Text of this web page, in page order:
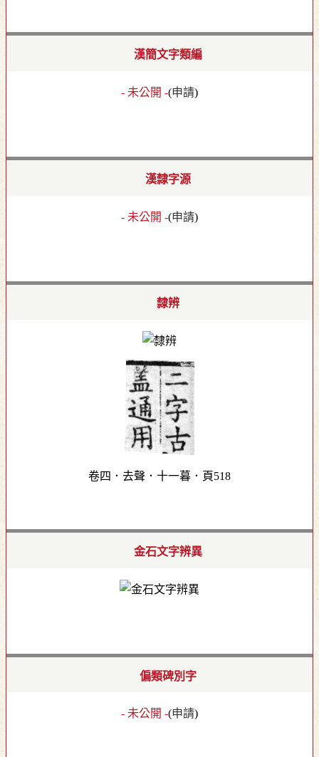
漢簡文字類編
- 未公開 -(申請)
漢隸字源
- 未公開 -(申請)
隸辨
卷四．去聲．十一暮．頁518
金石文字辨異
偏類碑別字
- 未公開 -(申請)